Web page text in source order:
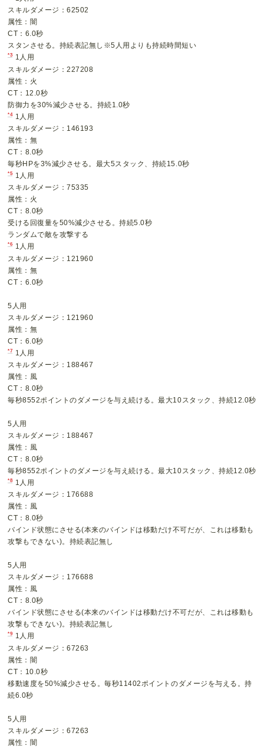
スキルダメージ：62502
属性：闇
CT：6.0秒
スタンさせる。持続表記無し※5人用よりも持続時間短い
*3 1人用
スキルダメージ：227208
属性：火
CT：12.0秒
防御力を30%減少させる。持続1.0秒
*4 1人用
スキルダメージ：146193
属性：無
CT：8.0秒
毎秒HPを3%減少させる。最大5スタック、持続15.0秒
*5 1人用
スキルダメージ：75335
属性：火
CT：8.0秒
受ける回復量を50%減少させる。持続5.0秒
ランダムで敵を攻撃する
*6 1人用
スキルダメージ：121960
属性：無
CT：6.0秒
5人用
スキルダメージ：121960
属性：無
CT：6.0秒
*7 1人用
スキルダメージ：188467
属性：風
CT：8.0秒
毎秒8552ポイントのダメージを与え続ける。最大10スタック、持続12.0秒
5人用
スキルダメージ：188467
属性：風
CT：8.0秒
毎秒8552ポイントのダメージを与え続ける。最大10スタック、持続12.0秒
*8 1人用
スキルダメージ：176688
属性：風
CT：8.0秒
バインド状態にさせる(本来のバインドは移動だけ不可だが、これは移動も
攻撃もできない)。持続表記無し
5人用
スキルダメージ：176688
属性：風
CT：8.0秒
バインド状態にさせる(本来のバインドは移動だけ不可だが、これは移動も
攻撃もできない)。持続表記無し
*9 1人用
スキルダメージ：67263
属性：闇
CT：10.0秒
移動速度を50%減少させる。毎秒11402ポイントのダメージを与える。持
続6.0秒
5人用
スキルダメージ：67263
属性：闇